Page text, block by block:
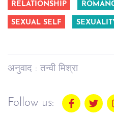
RELATIONSHIP
SEXUAL SELF
अनुवाद : तन्वी मिश्रा
Follow us: